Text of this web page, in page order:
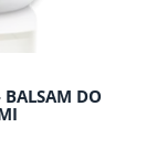
BALSAM DO